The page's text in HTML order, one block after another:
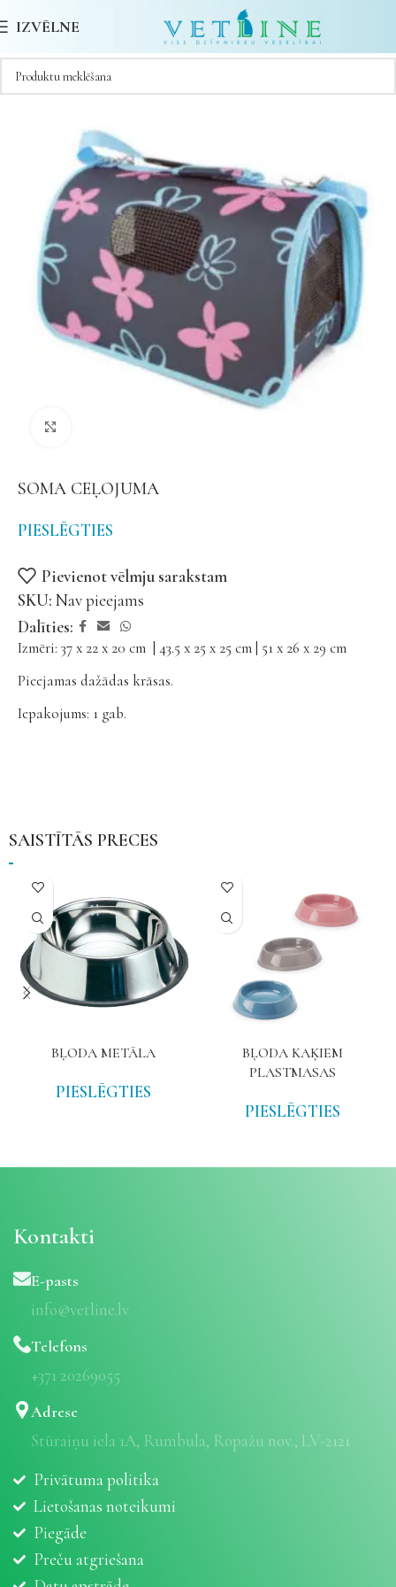
IZVĒLNE
SOMA CEĻOJUMA
PIESLĒGTIES
Pievienot vēlmju sarakstam
SKU: Nav pieejams
Dalīties:
Izmēri: 37 x 22 x 20 cm | 43.5 x 25 x 25 cm | 51 x 26 x 29 cm
Pieejamas dažādas krāsas.
Iepakojums: 1 gab.
SAISTĪTĀS PRECES
BĻODA METĀLA
PIESLĒGTIES
BĻODA KAĶIEM
PLASTMASAS
PIESLĒGTIES
Kontakti
E-pasts
info@vetline.lv
Telefons
+371 20269055
Adrese
Stūraiņu iela 1A, Rumbula, Ropažu nov., LV-2121
Privātuma politika
Lietošanas noteikumi
Piegāde
Preču atgriešana